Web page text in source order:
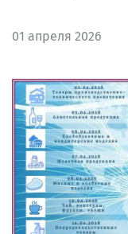
01 апреля 2026